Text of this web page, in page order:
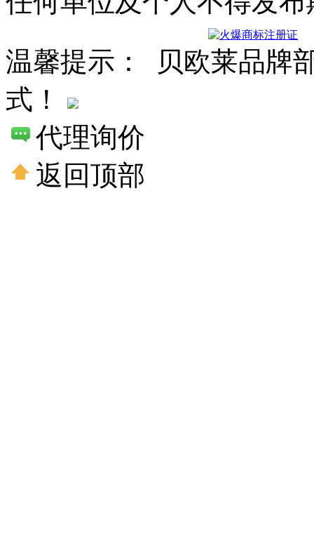
温馨提示： 贝欧莱品牌
式！
代理询价
返回顶部